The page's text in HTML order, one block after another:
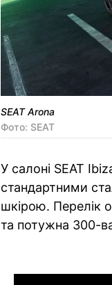
SEAT Arona
Фото: SEAT
У салоні SEAT
стандартними
шкірою. Перелік
та потужна 300-